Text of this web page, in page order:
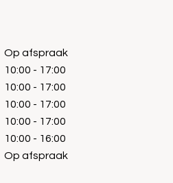
Op afspraak
10:00 - 17:00
10:00 - 17:00
10:00 - 17:00
10:00 - 17:00
10:00 - 16:00
Op afspraak